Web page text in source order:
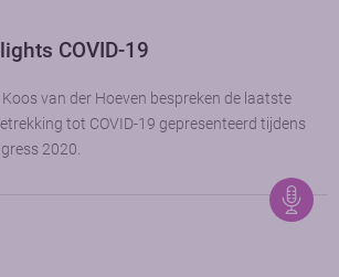
COVID-19
van der Hoeven bespreken de laatste
tot COVID-19 gepresenteerd tijdens
2020.